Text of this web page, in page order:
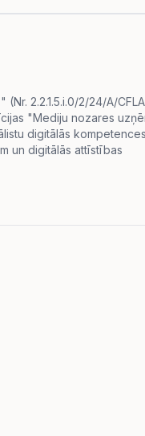
2.2.1.5.i.0/2/24/A/
"Mediju nozares
digitālās
un digitālās attīstības